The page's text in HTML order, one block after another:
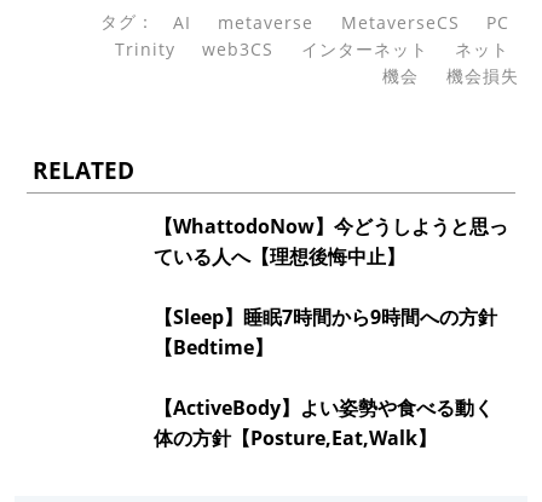
タグ： AI metaverse MetaverseCS
PC
Trinity
web3CS インターネット
ネット
機会
機会損失
RELATED
【WhattodoNow】今どうしようと思っ
ている人へ【理想後悔中止】
【Sleep】睡眠7時間から9時間への方針
【Bedtime】
【ActiveBody】よい姿勢や食べる動く
体の方針【Posture,Eat,Walk】